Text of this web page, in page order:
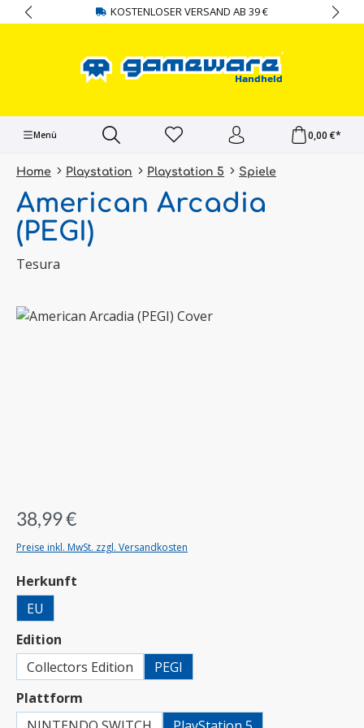
springen KOSTENLOSER VERSAND AB 39 €
Menü 0,00 €*
Home Playstation Playstation 5 Spiele
American Arcadia
(PEGI)
Tesura
Bildergalerie überspringen
38,99 €
Preise inkl. MwSt. zzgl. Versandkosten
Herkunft
EU
Edition
Collectors Edition
PEGI
Plattform